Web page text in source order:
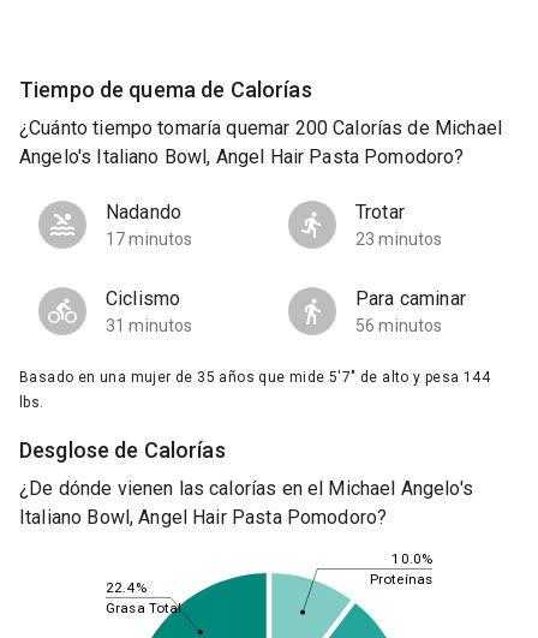
Tiempo de quema de Calorías
¿Cuánto tiempo tomaría quemar 200 Calorías de Michael
Angelo's Italiano Bowl, Angel Hair Pasta Pomodoro?
Nadando
17 minutos
Trotar
23 minutos
Ciclismo
31 minutos
Para caminar
56 minutos
Basado en una mujer de 35 años que mide 5'7" de alto y pesa 144
lbs.
Desglose de Calorías
¿De dónde vienen las calorías en el Michael Angelo's
Italiano Bowl, Angel Hair Pasta Pomodoro?
10.0%
22.4%
Proteínas
Grasa Total